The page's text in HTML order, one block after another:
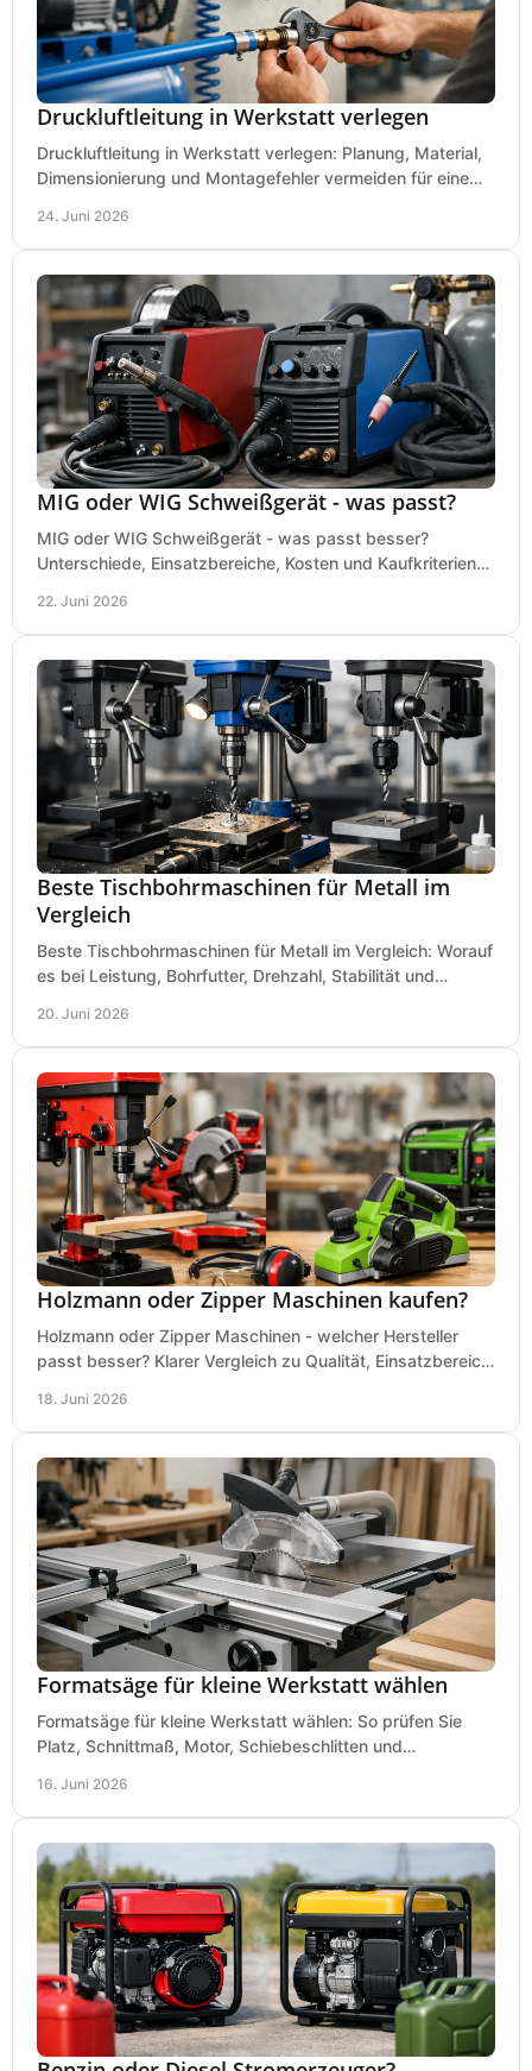
Druckluftleitung in Werkstatt verlegen
Druckluftleitung in Werkstatt verlegen: Planung, Material,
Dimensionierung und Montagefehler vermeiden für eine
24. Juni 2026
MIG oder WIG Schweißgerät - was passt?
MIG oder WIG Schweißgerät - was passt besser?
Unterschiede, Einsatzbereiche, Kosten und Kaufkriterien
22. Juni 2026
Beste Tischbohrmaschinen für Metall im
Vergleich
Beste Tischbohrmaschinen für Metall im Vergleich: Worauf
es bei Leistung, Bohrfutter, Drehzahl, Stabilität und
20. Juni 2026
Holzmann oder Zipper Maschinen kaufen?
Holzmann oder Zipper Maschinen - welcher Hersteller
passt besser? Klarer Vergleich zu Qualität, Einsatzbereich,
18. Juni 2026
Formatsäge für kleine Werkstatt wählen
Formatsäge für kleine Werkstatt wählen: So prüfen Sie
Platz, Schnittmaß, Motor, Schiebeschlitten und
16. Juni 2026